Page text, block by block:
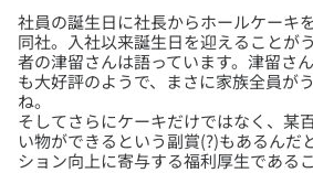
社員の誕生日に社長からホールケーキ
同社。入社以来誕生日を迎えることが
者の津留さんは語っています。津留さ
も大好評のようで、まさに家族全員が
ね。
そしてさらにケーキだけではなく、某
い物ができるという副賞(?)もあるんだ
ション向上に寄与する福利厚生である